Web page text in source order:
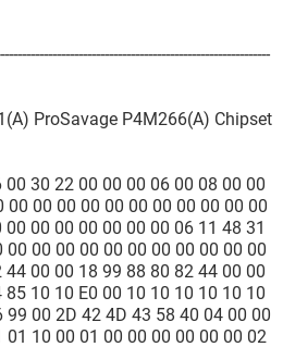
ProSavage P4M266(A) Chipset
30 22 00 00 00 06 00 08 00 00
00 00 00 00 00 00 00 00 00 00 00
00 00 00 00 00 00 06 11 48 31
00 00 00 00 00 00 00 00 00 00
00 00 18 99 88 80 82 44 00 00
85 10 10 E0 00 10 10 10 10 10 10
99 00 2D 42 4D 43 58 40 04 00 00
01 10 00 01 00 00 00 00 00 00 02